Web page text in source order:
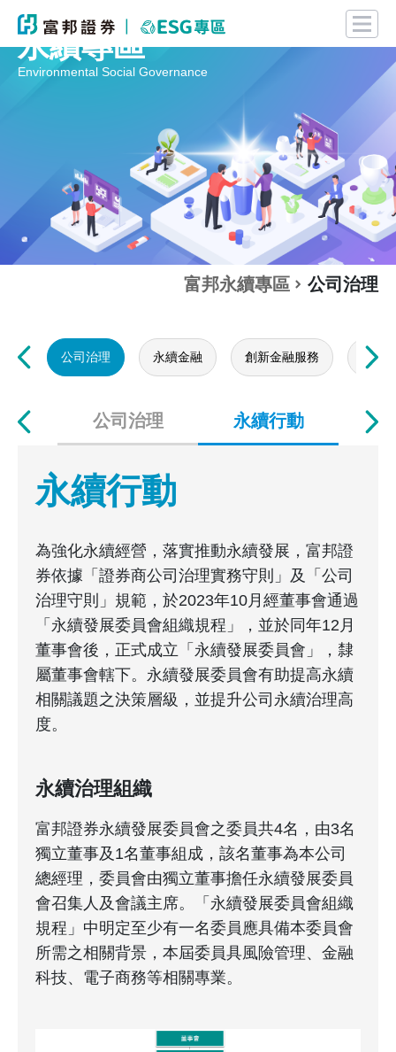
永續專區
Environmental Social Governance
富邦永續專區 公司治理
公司治理 永續金融 創新金融服務 社會
公司治理 永續行動 風
永續行動
為強化永續經營，落實推動永續發展，富邦證
券依據「證券商公司治理實務守則」及「公司
治理守則」規範，於2023年10月經董事會通過
「永續發展委員會組織規程」，並於同年12月
董事會後，正式成立「永續發展委員會」，隸
屬董事會轄下。永續發展委員會有助提高永續
相關議題之決策層級，並提升公司永續治理高
度。
永續治理組織
富邦證券永續發展委員會之委員共4名，由3名
獨立董事及1名董事組成，該名董事為本公司
總經理，委員會由獨立董事擔任永續發展委員
會召集人及會議主席。「永續發展委員會組織
規程」中明定至少有一名委員應具備本委員會
所需之相關背景，本屆委員具風險管理、金融
科技、電子商務等相關專業。